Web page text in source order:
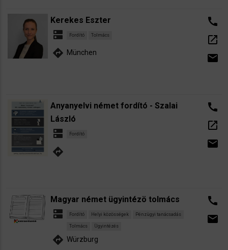
Kerekes Eszter
dns Fordító Tolmács
directions München
call
open_in_new
email
Anyanyelvi német fordító - Szalai
László
dns Fordító
directions
call
open_in_new
email
Magyar német ügyintézö tolmács
dns Fordító Helyi közösségek Pénzügyi tanácsadás
Tolmács Ügyintézés
directions Würzburg
call
email